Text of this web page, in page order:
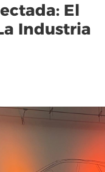
El
Industria